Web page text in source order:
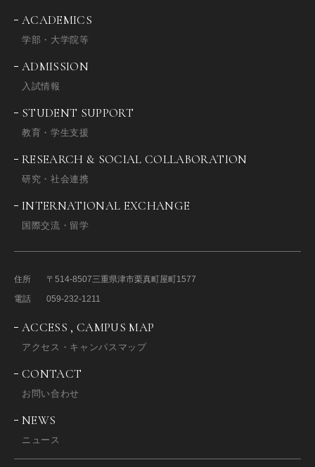
ACADEMICS
学部・大学院等
ADMISSION
入試情報
STUDENT SUPPORT
教育・学生支援
RESEARCH & SOCIAL COLLABORATION
研究・社会連携
INTERNATIONAL EXCHANGE
国際交流・留学
住所 〒514-8507三重県津市栗真町屋町1577
電話
059-232-1211
ACCESS , CAMPUS MAP
アクセス・キャンパスマップ
CONTACT
お問い合わせ
NEWS
ニュース